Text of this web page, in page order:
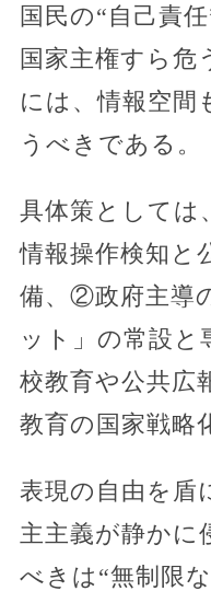
国民の“自己責
国家主権すら危
には、情報空間
うべきである。
具体策としては
情報操作検知と
備、②政府主導
ット」の常設
校教育や公共広
教育の国家戦略
表現の自由を盾
主主義が静かに
べきは“無制限